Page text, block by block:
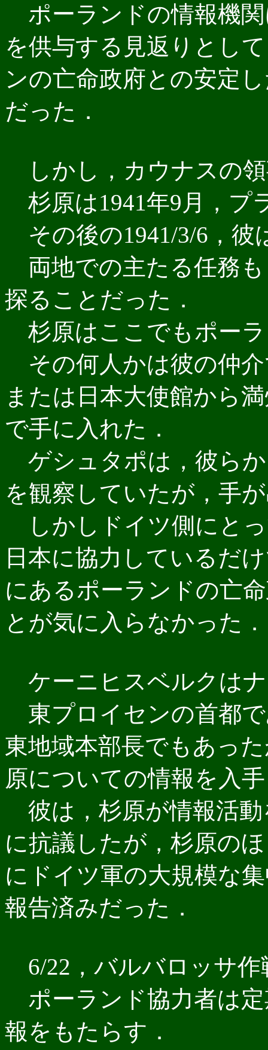
ポーランドの情報機
を供与する見返りとし
ンの亡命政府との安定
だった．
しかし，カウナスの領
杉原は1941年9月，プ
その後の1941/3/6，彼
両地での主たる任務
探ることだった．
杉原はここでもポー
その何人かは彼の仲
または日本大使館から
で手に入れた．
ゲシュタポは，彼ら
を観察していたが，手
しかしドイツ側にと
日本に協力しているだ
にあるポーランドの亡
とが気に入らなかった．
ケーニヒスベルクは
東プロイセンの首都で
東地域本部長でもあっ
原についての情報を入
彼は，杉原が情報活
に抗議したが，杉原の
にドイツ軍の大規模な
報告済みだった．
6/22，バルバロッサ作
ポーランド協力者は
報をもたらす．